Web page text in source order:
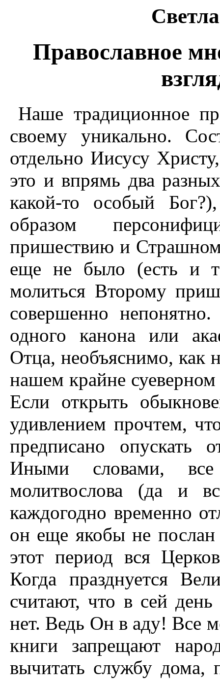
Православное
Наше традиционное
своему уникально.
отдельно Иисусу
это и впрямь два
какой-то особый
образом
пришествию и
еще не было (есть и
молиться Второму
совершенно
одного канона или
Отца, необъяснимо, как
нашем крайне
Если открыть
удивлением прочтем,
предписано опускать
Иными словами,
молитвослова (да и
каждогодно временно
он еще якобы не
этот период вся
Когда празднуется
считают, что в сей
нет. Ведь Он в аду! Все
книги запрещают
вычитать службу дома,